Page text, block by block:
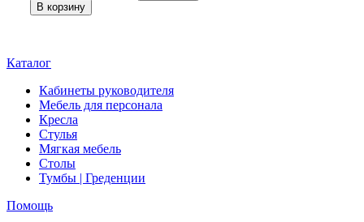
В корзину
Каталог
Кабинеты руководителя
Мебель для персонала
Кресла
Стулья
Мягкая мебель
Столы
Тумбы | Греденции
Помощь